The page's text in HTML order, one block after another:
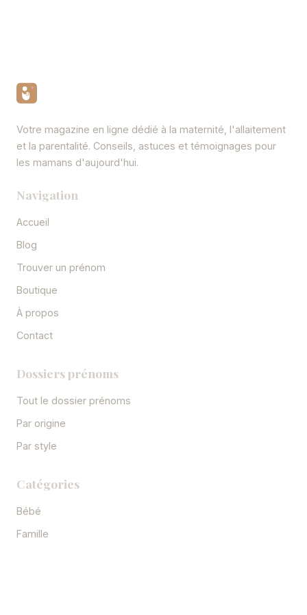
Votre magazine en ligne dédié à la maternité, l'allaitement
et la parentalité. Conseils, astuces et témoignages pour
les mamans d'aujourd'hui.
Navigation
Accueil
Blog
Trouver un prénom
Boutique
À propos
Contact
Dossiers prénoms
Tout le dossier prénoms
Par origine
Par style
Catégories
Bébé
Famille